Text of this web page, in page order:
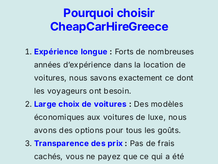
Pourquoi choisir
CheapCarHireGreece
Expérience longue : Forts de nombreuses
années d’expérience dans la location de
voitures, nous savons exactement ce dont
les voyageurs ont besoin.
Large choix de voitures : Des modèles
économiques aux voitures de luxe, nous
avons des options pour tous les goûts.
Transparence des prix : Pas de frais
cachés, vous ne payez que ce qui a été